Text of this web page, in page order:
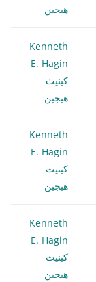
هيجين
Kenneth
E. Hagin
كينيث
هيجين
Kenneth
E. Hagin
كينيث
هيجين
Kenneth
E. Hagin
كينيث
هيجين